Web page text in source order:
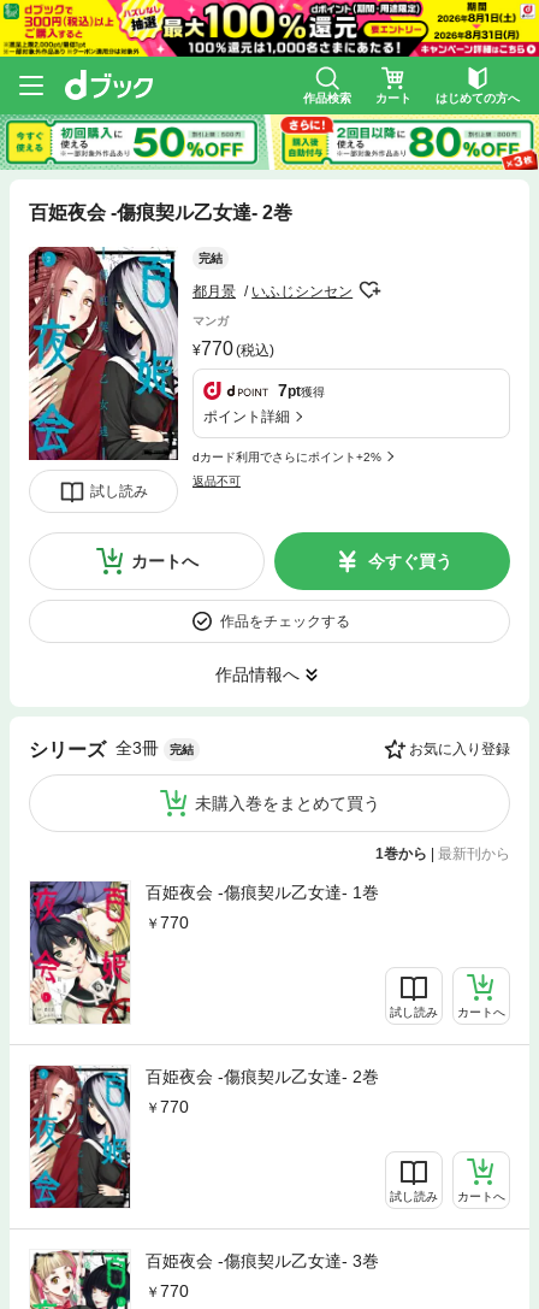
作品検索 カート はじめての方へ
百姫夜会 -傷痕契ル乙女達- 2巻
試し読み
完結
都月景 いふじシンセン
マンガ
770(税込)
7pt獲得
ポイント詳細
dカード利用でさらにポイント+2%
返品不可
カートへ 今すぐ買う
作品をチェックする
作品情報へ
シリーズ 全3冊 完結 お気に入り登録
未購入巻をまとめて買う
1巻から | 最新刊から
百姫夜会 -傷痕契ル乙女達- 1巻
770
試し読み カートへ
百姫夜会 -傷痕契ル乙女達- 2巻
770
試し読み カートへ
百姫夜会 -傷痕契ル乙女達- 3巻
770